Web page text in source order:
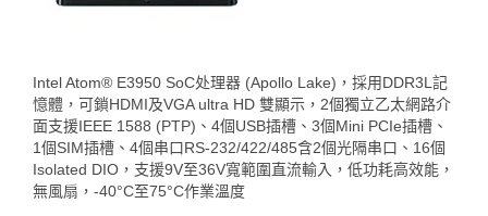
Intel Atom® E3950 SoC处理器 (Apollo Lake)，採用DDR3L記
憶體，可鎖HDMI及VGA ultra HD 雙顯示，2個獨立乙太網路介
面支援IEEE 1588 (PTP)、4個USB插槽、3個Mini PCIe插槽、
1個SIM插槽、4個串口RS-232/422/485含2個光隔串口、16個
Isolated DIO，支援9V至36V寬範圍直流輸入，低功耗高效能，
無風扇，-40°C至75°C作業溫度